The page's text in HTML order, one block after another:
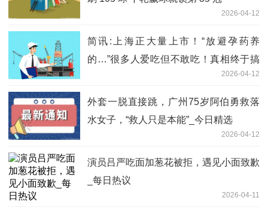
2026-04-12
简讯:上海正大量上市！“放避孕药养
的…”很多人爱吃但不敢吃！真相终于搞
2026-04-12
外套一脱直接跳，广州75岁阿伯勇救落
水女子，“救人只是本能”_今日精选
2026-04-12
演员吕严吃面加葱花被拒，遇见小面致歉
_每日热议
2026-04-11